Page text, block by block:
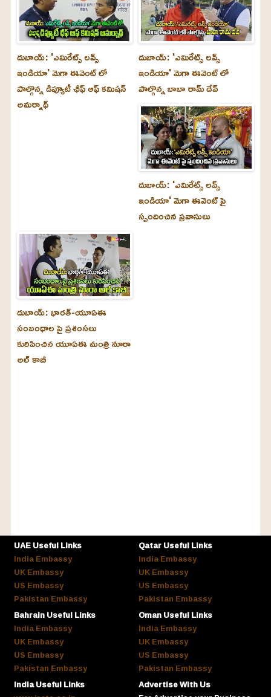
దుబాయ్‌: 'ఎమిరేట్స్ లవ్స్
ఇండియా' మెగా ఈవెంట్ లో
పాల్గొన్న డిప్యూటీ ఛీఫ్ ఆఫ్ కమిషన్
అమర్నాథ్
దుబాయ్‌: 'ఎమిరేట్స్ లవ్స్
ఇండియా' మెగా ఈవెంట్ లో
పాల్గొన్న బాబా రామ్ దేవ్
దుబాయ్‌: 'ఎమిరేట్స్ లవ్స్
ఇండియా' మెగా ఈవెంట్ పై
స్పందించిన ప్రవాసులు
దుబాయ్‌: భారత్-యూఏఈ
సంబంధాల పై ప్రశంసలు
కురిపించిన యూఏఈ మంత్రి నూరా
అల్‌ కాబీ
UAE Useful Links
India Embassy
UK Embassy
US Embassy
Pakistan Embassy
Qatar Useful Links
India Embassy
UK Embassy
US Embassy
Pakistan Embassy
Bahrain Useful Links
India Embassy
UK Embassy
US Embassy
Pakistan Embassy
Oman Useful Links
India Embassy
UK Embassy
US Embassy
Pakistan Embassy
India Useful Links
Advertise With Us